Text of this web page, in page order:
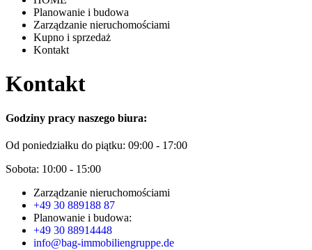
Planowanie i budowa
Zarządzanie nieruchomościami
Kupno i sprzedaż
Kontakt
Kontakt
Godziny pracy naszego biura:
Od poniedziałku do piątku: 09:00 - 17:00
Sobota: 10:00 - 15:00
Zarządzanie nieruchomościami
+49 30 889188 87
Planowanie i budowa:
+49 30 88914448
info@bag-immobiliengruppe.de